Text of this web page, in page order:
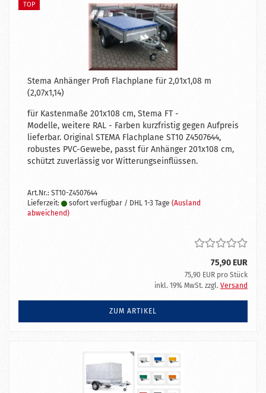
TOP
Stema Anhänger Profi Flachplane für 2,01x1,08 m
(2,07x1,14)
für Kastenmaße 201x108 cm, Stema FT -
Modelle, weitere RAL - Farben kurzfristig gegen Aufpreis
lieferbar. Original STEMA Flachplane ST10 Z4507644,
robustes PVC-Gewebe, passt für Anhänger 201x108 cm,
schützt zuverlässig vor Witterungseinflüssen.
Art.Nr.: ST10-Z4507644
Lieferzeit:
sofort verfügbar / DHL 1-3 Tage (Ausland
abweichend)
75,90 EUR
75,90 EUR pro Stück
inkl. 19% MwSt. zzgl. Versand
ZUM ARTIKEL